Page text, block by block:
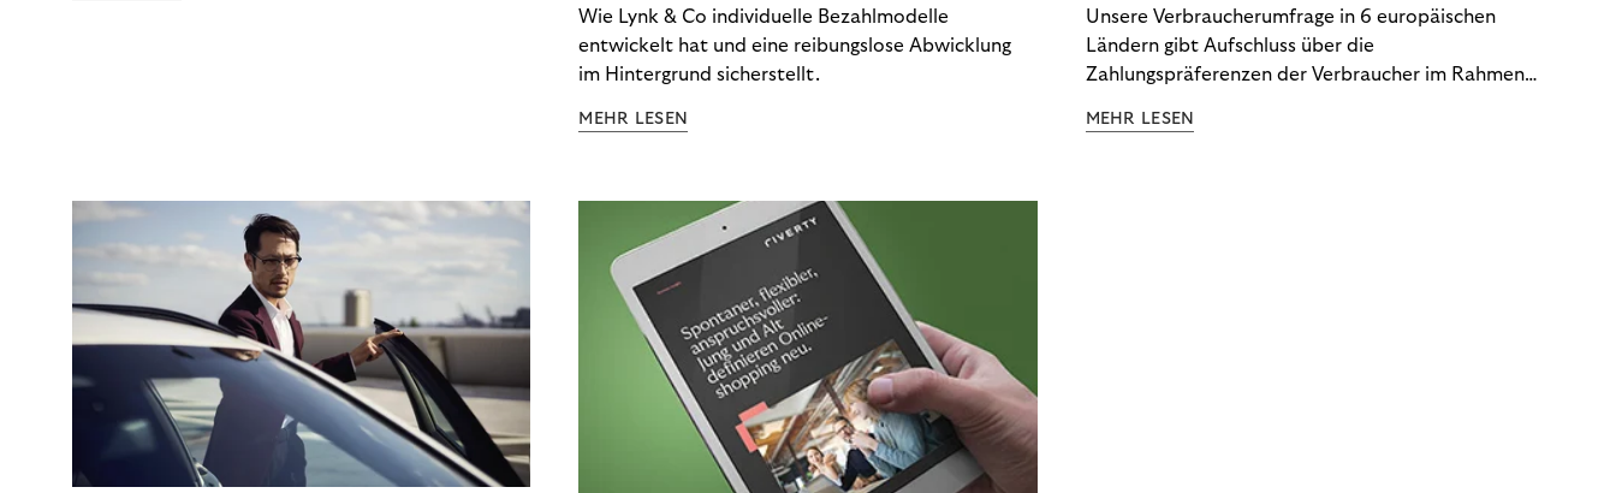
Wie Lynk & Co individuelle Bezahlmodelle
entwickelt hat und eine reibungslose Abwicklung
im Hintergrund sicherstellt.
MEHR LESEN
Unsere Verbraucherumfrage in 6 europäischen
Ländern gibt Aufschluss über die
Zahlungspräferenzen der Verbraucher im Rahmen
Ergebnisse, um zu erfahren, wie Sie
MEHR LESEN